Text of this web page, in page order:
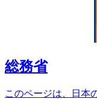
総務省
このページは、日本